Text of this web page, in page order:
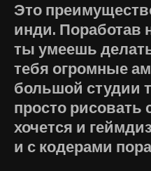
Это
инди. Поработав
ты умеешь
тебя огромные
большой студии
просто рисовать
хочется и
и с кодерами